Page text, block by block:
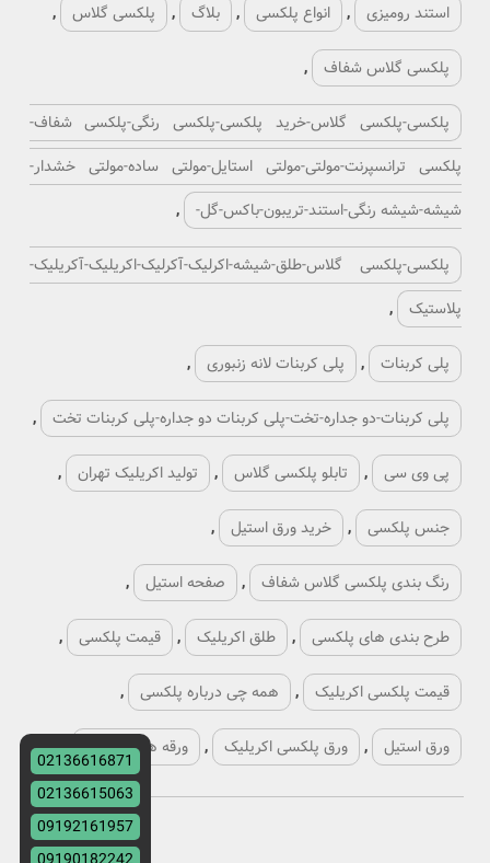
02136616871
02136615063
09192161957
استند رومیزی , انواع پلکسی , بلاگ , پلکسی گلاس ,
پلکسی گلاس شفاف ,
پلکسی-پلکسی گلاس-خرید پلکسی-پلکسی رنگی-پلکسی شفاف-
پلکسی ترانسپرنت-مولتی-مولتی استایل-مولتی ساده-مولتی خشدار-
شیشه-شیشه رنگی-استند-تریبون-باکس-گل-
,
پلکسی-پلکسی گلاس-طلق-شیشه-اکرلیک-آکرلیک-اکریلیک-آکریلیک-
پلاستیک
,
پلی کربنات , پلی کربنات لانه زنبوری ,
پلی کربنات-دو جداره-تخت-پلی کربنات دو جداره-پلی کربنات تخت ,
پی وی سی , تابلو پلکسی گلاس , تولید اکریلیک تهران ,
جنس پلکسی , خرید ورق استیل ,
رنگ بندی پلکسی گلاس شفاف , صفحه استیل ,
طرح بندی های پلکسی , طلق اکریلیک , قیمت پلکسی ,
قیمت پلکسی اکریلیک , همه چی درباره پلکسی ,
ورق استیل , ورق پلکسی اکریلیک , ورقه های پلکسی ,